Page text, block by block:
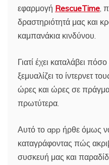
εφαρμογή RescueTime,
δραστηριότητά μας και
καμπανάκια κινδύνου.
Γιατί έχει καταλάβει
ξεμυαλίζει το ίντερνετ
ώρες και ώρες σε
πρωτύτερα.
Αυτό το app ήρθε όμως
καταγράφοντας πώς
συσκευή μας και